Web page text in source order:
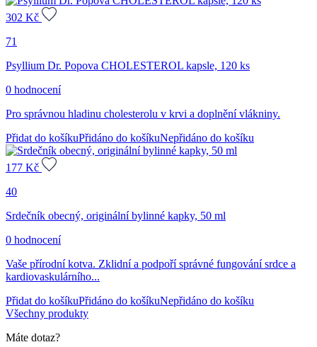
302 Kč
71
Psyllium Dr. Popova CHOLESTEROL kapsle, 120 ks
0 hodnocení
Pro správnou hladinu cholesterolu v krvi a doplnění vlákniny.
Přidat do košíkuPřidáno do košíkuNepřidáno do košíku
177 Kč
40
Srdečník obecný, originální bylinné kapky, 50 ml
0 hodnocení
Vaše přírodní kotva. Zklidní a podpoří správné fungování srdce a
kardiovaskulárního...
Přidat do košíkuPřidáno do košíkuNepřidáno do košíku
Všechny produkty
Máte dotaz?